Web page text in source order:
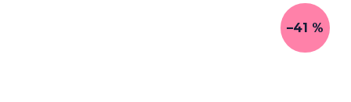
–41 %